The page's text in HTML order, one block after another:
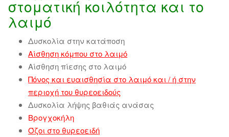
στοματική κοιλότητα και το
λαιμό
Δυσκολία στην κατάποση
Αίσθηση κόμπου στο λαιμό
Αίσθηση πίεσης στο λαιμό
Πόνος και ευαισθησία στο λαιμό και / ή στην
περιοχή του θυρεοειδούς
Δυσκολία λήψης βαθιάς ανάσας
Βρογχοκήλη
Όζοι στο θυρεοειδή